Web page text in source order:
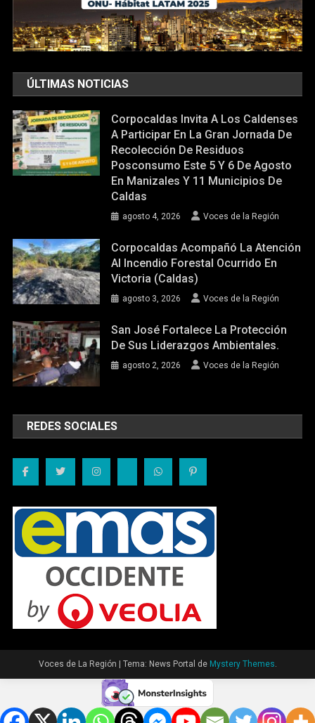
ÚLTIMAS NOTICIAS
Corpocaldas Invita A Los Caldenses
A Participar En La Gran Jornada De
Recolección De Residuos
Posconsumo Este 5 Y 6 De Agosto
En Manizales Y 11 Municipios De
Caldas
agosto 4, 2026 Voces de la Región
Corpocaldas Acompañó La Atención
Al Incendio Forestal Ocurrido En
Victoria (Caldas)
agosto 3, 2026 Voces de la Región
San José Fortalece La Protección
De Sus Liderazgos Ambientales.
agosto 2, 2026 Voces de la Región
REDES SOCIALES
Voces de La Región Tema: News Portal de Mystery Themes.